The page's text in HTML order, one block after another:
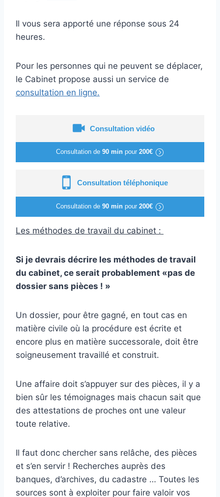
Il vous sera apporté une réponse sous 24
heures.
Pour les personnes qui ne peuvent se déplacer,
le Cabinet propose aussi un service de
consultation en ligne.
Consultation vidéo
Consultation de 90 minpour 200€
Consultation téléphonique
Consultation de 90 minpour 200€
Les méthodes de travail du cabinet :
Si je devrais décrire les méthodes de travail
du cabinet, ce serait probablement «pas de
dossier sans pièces ! »
Un dossier, pour être gagné, en tout cas en
matière civile où la procédure est écrite et
encore plus en matière successorale, doit être
soigneusement travaillé et construit.
Une affaire doit s’appuyer sur des pièces, il y a
bien sûr les témoignages mais chacun sait que
des attestations de proches ont une valeur
toute relative.
Il faut donc chercher sans relâche, des pièces
et s’en servir ! Recherches auprès des
banques, d’archives, du cadastre … Toutes les
sources sont à exploiter pour faire valoir vos